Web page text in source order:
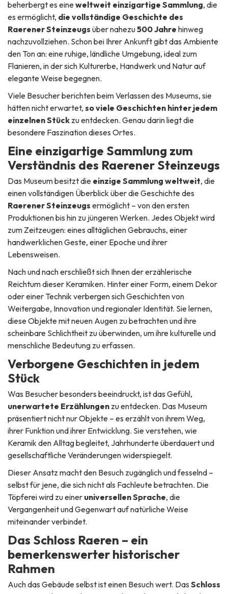
beherbergt es eineweltweit einzigartige Sammlung, die
es ermöglicht, die vollständige Geschichte des
Raerener Steinzeugs über nahezu500 Jahre hinweg
nachzuvollziehen. Schon bei Ihrer Ankunft gibt das Ambiente
den Ton an: eine ruhige, ländliche Umgebung, ideal zum
Flanieren, in der sich Kulturerbe, Handwerk und Natur auf
elegante Weise begegnen.
Viele Besucher berichten beim Verlassen des Museums, sie
hätten nicht erwartet, so viele Geschichten hinter jedem
einzelnen Stück zu entdecken. Genau darin liegt die
besondere Faszination dieses Ortes.
Eine einzigartige Sammlung zum
Verständnis des Raerener Steinzeugs
Das Museum besitzt die einzige Sammlung weltweit, die
einen vollständigen Überblick über die Geschichte des
Raerener Steinzeugs ermöglicht – von den ersten
Produktionen bis hin zu jüngeren Werken. Jedes Objekt wird
zum Zeitzeugen: eines alltäglichen Gebrauchs, einer
handwerklichen Geste, einer Epoche und ihrer
Lebensweisen.
Nach und nach erschließt sich Ihnen der erzählerische
Reichtum dieser Keramiken. Hinter einer Form, einem Dekor
oder einer Technik verbergen sich Geschichten von
Weitergabe, Innovation und regionaler Identität. Sie lernen,
diese Objekte mit neuen Augen zu betrachten und ihre
scheinbare Schlichtheit zu überwinden, um ihre kulturelle und
menschliche Bedeutung zu erfassen.
Verborgene Geschichten in jedem
Stück
Was Besucher besonders beeindruckt, ist das Gefühl,
unerwartete Erzählungen zu entdecken. Das Museum
präsentiert nicht nur Objekte – es erzählt von ihrem Weg,
ihrer Funktion und ihrer Entwicklung. Sie verstehen, wie
Keramik den Alltag begleitet, Jahrhunderte überdauert und
gesellschaftliche Veränderungen widerspiegelt.
Dieser Ansatz macht den Besuch zugänglich und fesselnd –
selbst für jene, die sich nicht als Fachleute betrachten. Die
Töpferei wird zu einer universellen Sprache, die
Vergangenheit und Gegenwart auf natürliche Weise
miteinander verbindet.
Das Schloss Raeren – ein
bemerkenswerter historischer
Rahmen
Auch das Gebäude selbst ist einen Besuch wert. Das Schloss